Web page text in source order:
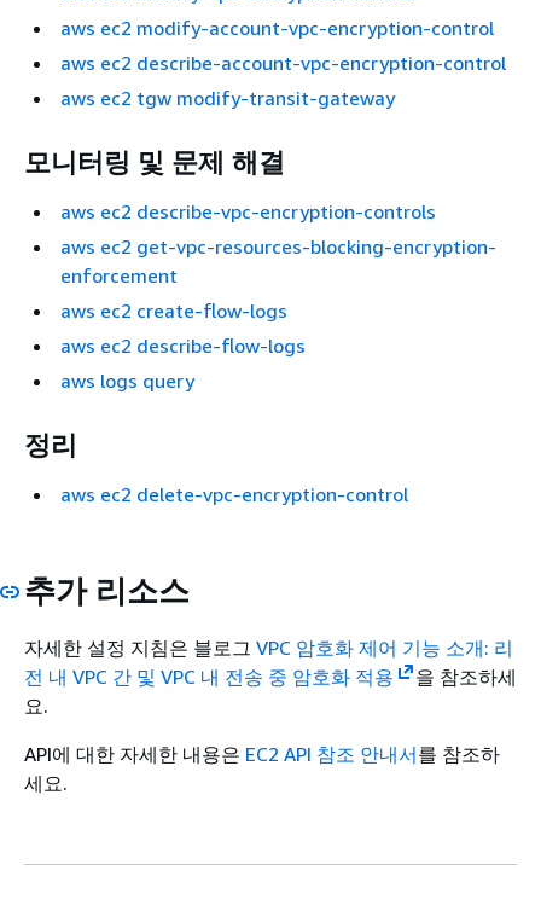
aws ec2 modify-account-vpc-encryption-control
aws ec2 describe-account-vpc-encryption-control
aws ec2 tgw modify-transit-gateway
모니터링 및 문제 해결
aws ec2 describe-vpc-encryption-controls
aws ec2 get-vpc-resources-blocking-encryption-
enforcement
aws ec2 create-flow-logs
aws ec2 describe-flow-logs
aws logs query
정리
aws ec2 delete-vpc-encryption-control
추가 리소스
자세한 설정 지침은 블로그 VPC 암호화 제어 기능 소개: 리
전 내 VPC 간 및 VPC 내 전송 중 암호화 적용
을 참조하세
요.
API에 대한 자세한 내용은 EC2 API 참조 안내서를 참조하
세요.